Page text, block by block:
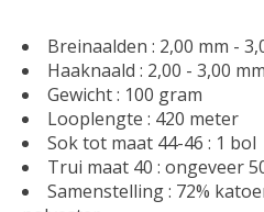
Breinaalden : 2,00 mm -
Haaknaald : 2,00 - 3,00 mm
Gewicht : 100 gram
Looplengte : 420 meter
Sok tot maat 44-46 : 1 bol
Trui maat 40 : ongeveer
Samenstelling : 72%